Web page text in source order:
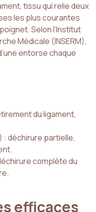
tissu qui relie deux
les plus courantes
Selon l’Institut
Médicale (INSERM),
entorse chaque
du ligament,
: déchirure partielle,
complète du
efficaces